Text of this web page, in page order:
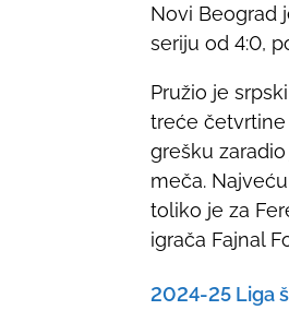
s
t
n
:
Novi Beograd
seriju od 4:0,
Pružio je
treće
grešku
meča.
toliko je za
igrača Fajnal
2024-25 Liga